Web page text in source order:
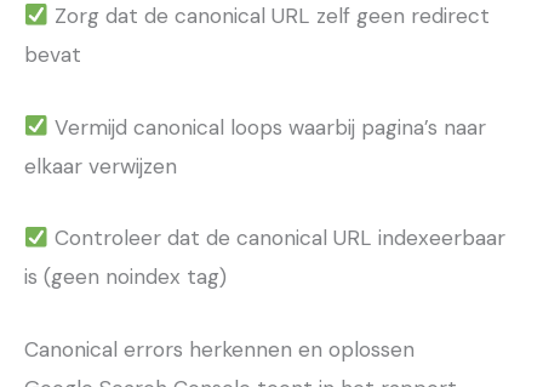
Zorg dat de canonical URL zelf geen redirect
bevat
Vermijd canonical loops waarbij pagina’s naar
elkaar verwijzen
Controleer dat de canonical URL indexeerbaar
is (geen noindex tag)
Canonical errors herkennen en oplossen